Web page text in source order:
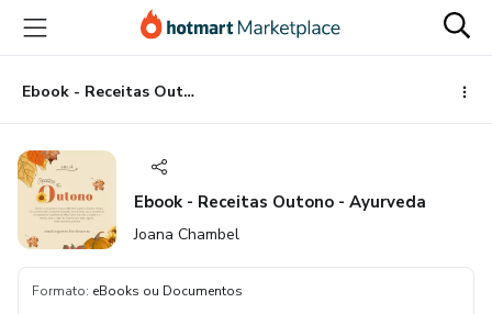
para
conteúdo
principal
para
pagamento
para
rodapé
Ebook - Receitas Outono - Ayurveda
Ebook - Receitas Outono - Ayurveda
Joana Chambel
Formato: eBooks ou Documentos